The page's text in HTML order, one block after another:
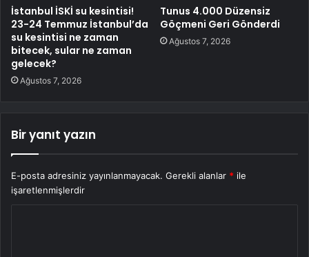
İstanbul İSKİ su kesintisi!
23-24 Temmuz İstanbul’da
su kesintisi ne zaman
bitecek, sular ne zaman
gelecek?
Ağustos 7, 2026
Tunus 4.000 Düzensiz
Göçmeni Geri Gönderdi
Ağustos 7, 2026
Bir yanıt yazın
E-posta adresiniz yayınlanmayacak. Gerekli alanlar * ile
işaretlenmişlerdir